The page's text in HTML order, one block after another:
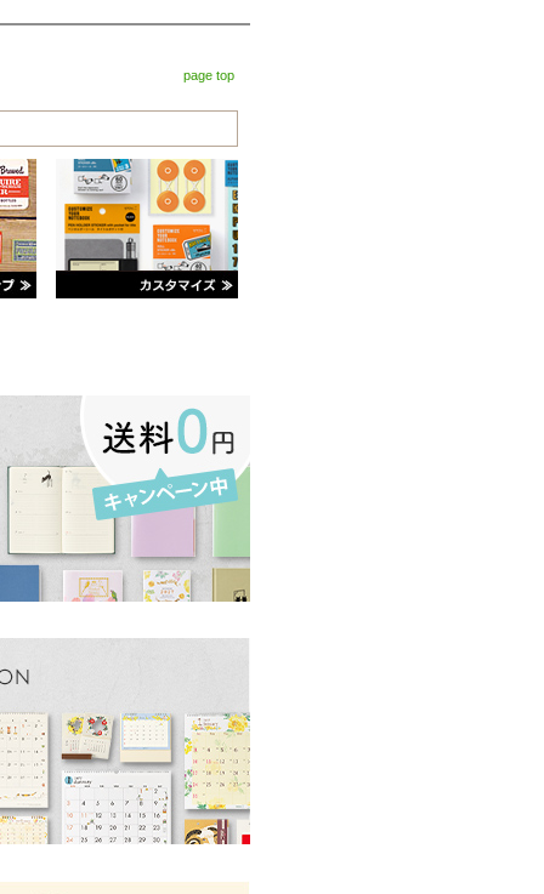
page top